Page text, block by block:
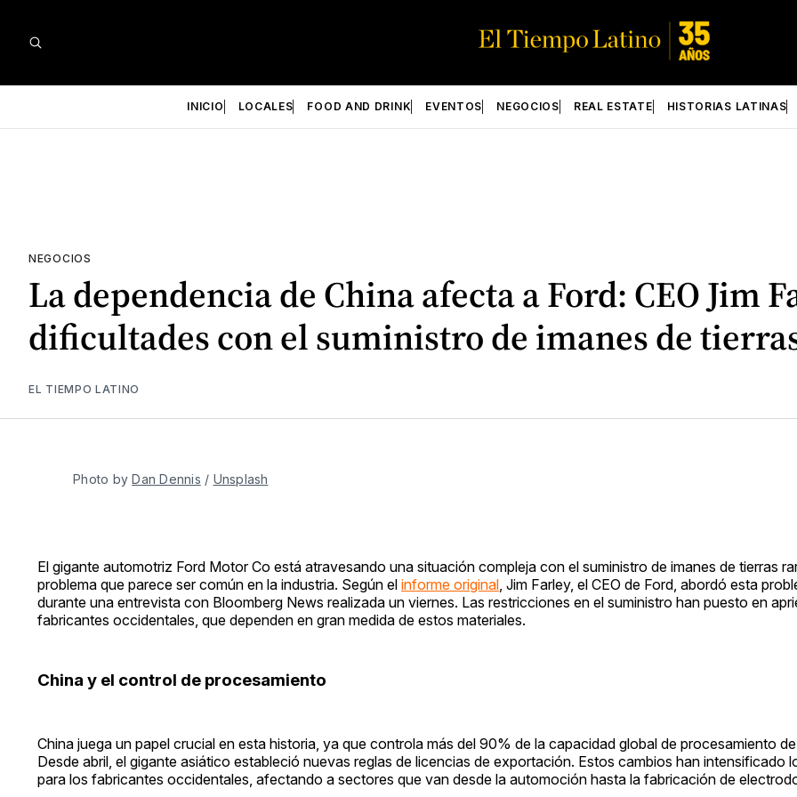
INICIO LOCALES FOOD AND DRINK EVENTOS NEGOCIOS REAL ESTATE HISTORIAS LATINAS
NEGOCIOS
La dependencia de China afecta a Ford: CEO Jim
dificultades con el suministro de imanes de
EL TIEMPO LATINO
Photo by Dan Dennis / Unsplash
El gigante automotriz Ford Motor Co está atravesando una situación compleja con el suministro de imanes de tierras
problema que parece ser común en la industria. Según el informe original , Jim Farley, el CEO de Ford, abordó esta
durante una entrevista con Bloomberg News realizada un viernes. Las restricciones en el suministro han puesto en
fabricantes occidentales, que dependen en gran medida de estos materiales.
China y el control de procesamiento
China juega un papel crucial en esta historia, ya que controla más del 90% de la capacidad global de procesamiento
Desde abril, el gigante asiático estableció nuevas reglas de licencias de exportación. Estos cambios han intensificado
para los fabricantes occidentales, afectando a sectores que van desde la automoción hasta la fabricación de